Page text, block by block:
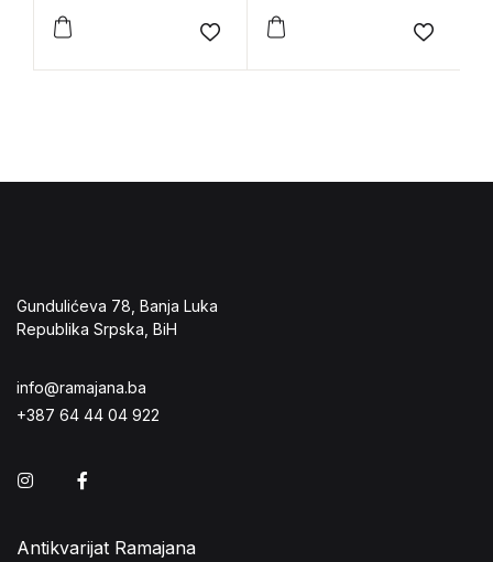
Add to wishlist
ekleziologija)
Add to
Gundulićeva 78, Banja Luka
Republika Srpska, BiH
info@ramajana.ba
+387 64 44 04 922
Instagram
Antikvarijat Ramajana